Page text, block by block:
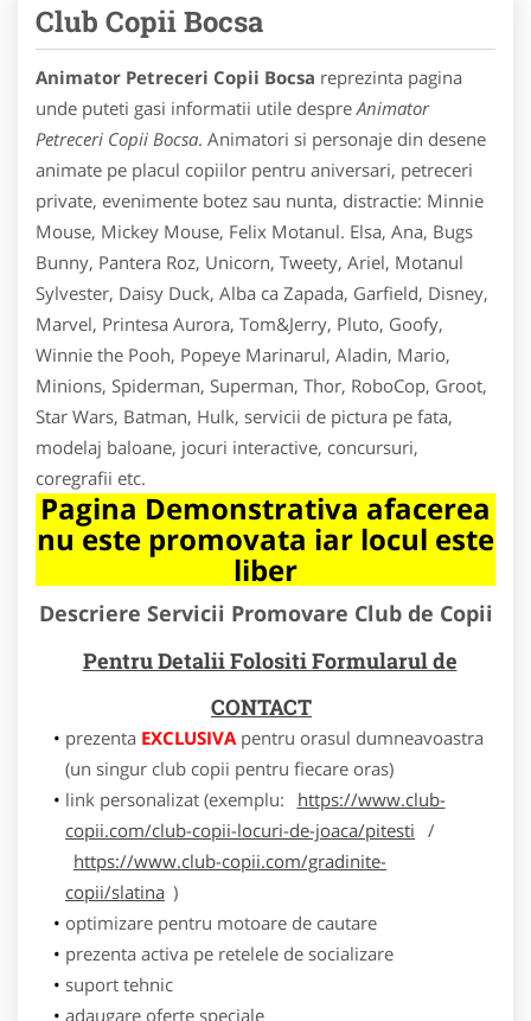
Club Copii Bocsa
Animator Petreceri Copii Bocsa reprezinta pagina
unde puteti gasi informatii utile despre Animator
Petreceri Copii Bocsa. Animatori si personaje din desene
animate pe placul copiilor pentru aniversari, petreceri
private, evenimente botez sau nunta, distractie: Minnie
Mouse, Mickey Mouse, Felix Motanul. Elsa, Ana, Bugs
Bunny, Pantera Roz, Unicorn, Tweety, Ariel, Motanul
Sylvester, Daisy Duck, Alba ca Zapada, Garfield, Disney,
Marvel, Printesa Aurora, Tom&Jerry, Pluto, Goofy,
Winnie the Pooh, Popeye Marinarul, Aladin, Mario,
Minions, Spiderman, Superman, Thor, RoboCop, Groot,
Star Wars, Batman, Hulk, servicii de pictura pe fata,
modelaj baloane, jocuri interactive, concursuri,
coregrafii etc.
Pagina Demonstrativa afacerea
nu este promovata iar locul este
liber
Descriere Servicii Promovare Club de Copii
Pentru Detalii Folositi Formularul de
CONTACT
prezenta EXCLUSIVApentru orasul dumneavoastra
(un singur club copii pentru fiecare oras)
link personalizat (exemplu:
https://www.club-
copii.com/club-copii-locuri-de-joaca/pitesti /
https://www.club-copii.com/gradinite-
copii/slatina )
optimizare pentru motoare de cautare
prezenta activa pe retelele de socializare
suport tehnic
adaugare oferte speciale